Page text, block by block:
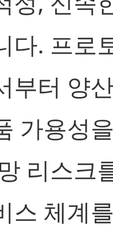
다. 프로
부터 양
가용성
리스크
스 체계